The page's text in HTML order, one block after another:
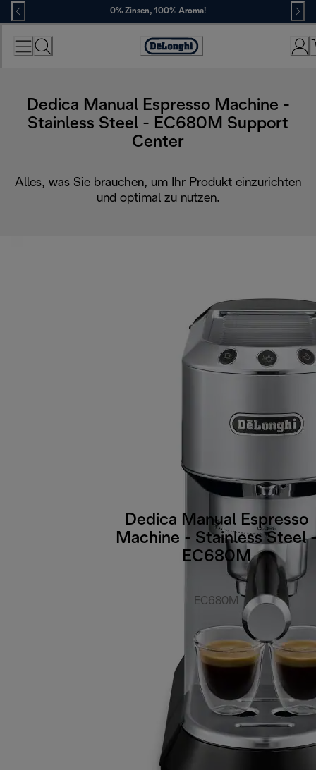
Skip
to
Content
0% Zinsen, 100% Aroma!
Erklärung
Dedica Manual Espresso Machine -
Stainless Steel - EC680M Support
Center
Alles, was Sie brauchen, um Ihr Produkt einzurichten
und optimal zu nutzen.
Dedica Manual Espresso
Machine - Stainless Steel
EC680M
EC680M